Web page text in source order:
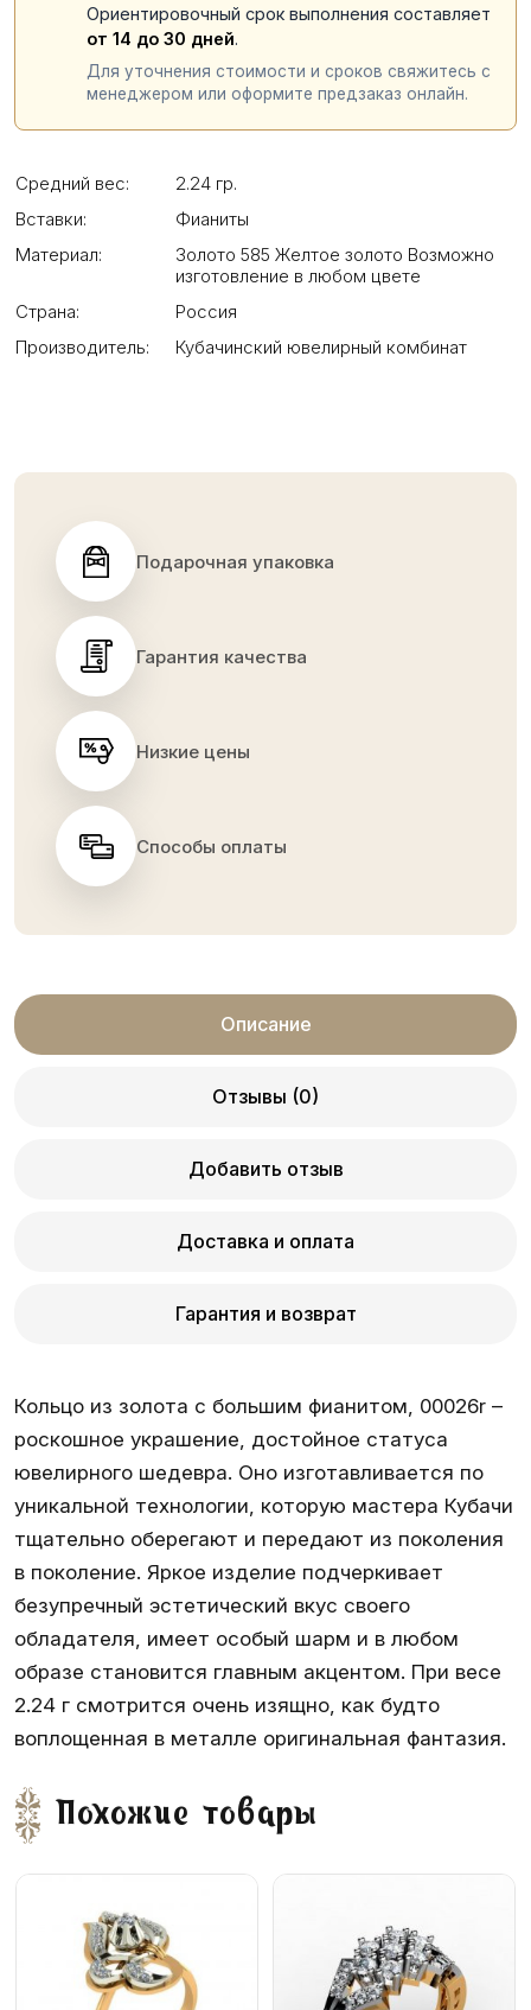
Ориентировочный срок выполнения составляет
от 14 до 30 дней.
Для уточнения стоимости и сроков свяжитесь с
менеджером или оформите предзаказ онлайн.
Средний вес:
2.24 гр.
Вставки:
Фианиты
Материал:
Золото 585 Желтое золото Возможно
изготовление в любом цвете
Страна:
Россия
Производитель:
Кубачинский ювелирный комбинат
Подарочная упаковка
Гарантия качества
Низкие цены
Способы оплаты
Описание
Отзывы (0)
Добавить отзыв
Доставка и оплата
Гарантия и возврат
Кольцо из золота с большим фианитом, 00026r –
роскошное украшение, достойное статуса
ювелирного шедевра. Оно изготавливается по
уникальной технологии, которую мастера Кубачи
тщательно оберегают и передают из поколения
в поколение. Яркое изделие подчеркивает
безупречный эстетический вкус своего
обладателя, имеет особый шарм и в любом
образе становится главным акцентом. При весе
2.24 г смотрится очень изящно, как будто
воплощенная в металле оригинальная фантазия.
Похожие товары